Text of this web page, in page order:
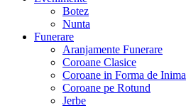
Botez
Nunta
Funerare
Aranjamente Funerare
Coroane Clasice
Coroane in Forma de Inima
Coroane pe Rotund
Jerbe